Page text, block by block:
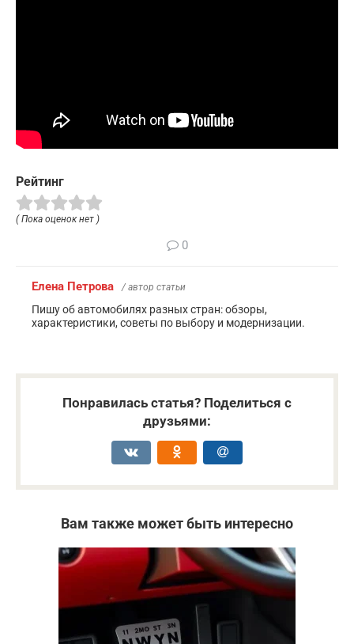
Рейтинг
( Пока оценок нет )
0
Елена Петрова / автор статьи
Пишу об автомобилях разных стран: обзоры,
характеристики, советы по выбору и модернизации.
Понравилась статья? Поделиться с
друзьями:
Вам также может быть интересно